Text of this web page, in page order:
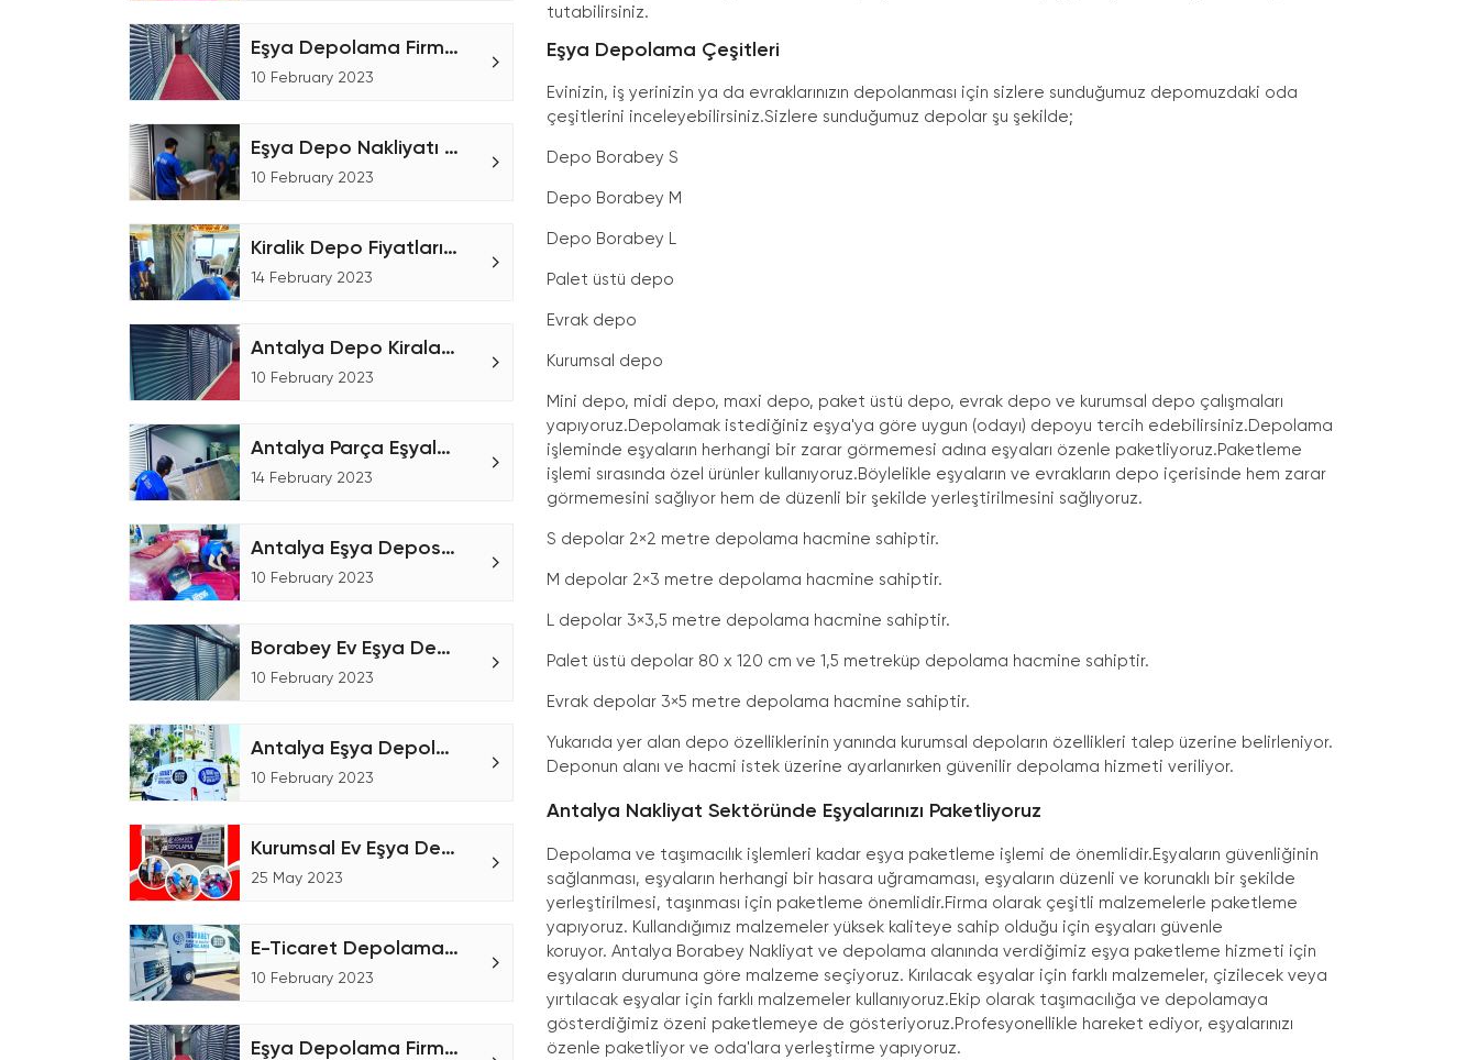
Eşya Depolama Firmaları Seçerken Dikkat Etmeniz Gerekenler!
10 February 2023
Eşya Depo Nakliyatı - Eşya Depolama
10 February 2023
Kiralik Depo Fiyatları Nasıl Hesaplanır?
14 February 2023
Antalya Depo Kiralama Şirketiyiz
10 February 2023
Antalya Parça Eşyalar için Nakliyat Hizmeti
14 February 2023
Antalya Eşya Deposu Nasıl Çalışır?
10 February 2023
Borabey Ev Eşya Depolama Tesisi
10 February 2023
Antalya Eşya Depolama Fiyatları
10 February 2023
Kurumsal Ev Eşya Depolama
25 May 2023
E-Ticaret Depolama Ne Demektir
10 February 2023
Eşya Depolama Firmaları
tutabilirsiniz.
Eşya Depolama Çeşitleri
Evinizin, iş yerinizin ya da evraklarınızın depolanması için sizlere sunduğumuz depomuzdaki oda
çeşitlerini inceleyebilirsiniz.Sizlere sunduğumuz depolar şu şekilde;
Depo Borabey S
Depo Borabey M
Depo Borabey L
Palet üstü depo
Evrak depo
Kurumsal depo
Mini depo, midi depo, maxi depo, paket üstü depo, evrak depo ve kurumsal depo çalışmaları
yapıyoruz.Depolamak istediğiniz eşya'ya göre uygun (odayı) depoyu tercih edebilirsiniz.Depolama
işleminde eşyaların herhangi bir zarar görmemesi adına eşyaları özenle paketliyoruz.Paketleme
işlemi sırasında özel ürünler kullanıyoruz.Böylelikle eşyaların ve evrakların depo içerisinde hem zarar
görmemesini sağlıyor hem de düzenli bir şekilde yerleştirilmesini sağlıyoruz.
S depolar 2×2 metre depolama hacmine sahiptir.
M depolar 2×3 metre depolama hacmine sahiptir.
L depolar 3×3,5 metre depolama hacmine sahiptir.
Palet üstü depolar 80 x 120 cm ve 1,5 metreküp depolama hacmine sahiptir.
Evrak depolar 3×5 metre depolama hacmine sahiptir.
Yukarıda yer alan depo özelliklerinin yanında kurumsal depoların özellikleri talep üzerine belirleniyor.
Deponun alanı ve hacmi istek üzerine ayarlanırken güvenilir depolama hizmeti veriliyor.
Antalya Nakliyat Sektöründe Eşyalarınızı Paketliyoruz
Depolama ve taşımacılık işlemleri kadar eşya paketleme işlemi de önemlidir.Eşyaların güvenliğinin
sağlanması, eşyaların herhangi bir hasara uğramaması, eşyaların düzenli ve korunaklı bir şekilde
yerleştirilmesi, taşınması için paketleme önemlidir.Firma olarak çeşitli malzemelerle paketleme
yapıyoruz. Kullandığımız malzemeler yüksek kaliteye sahip olduğu için eşyaları güvenle
koruyor. Antalya Borabey Nakliyat ve depolama alanında verdiğimiz eşya paketleme hizmeti için
eşyaların durumuna göre malzeme seçiyoruz. Kırılacak eşyalar için farklı malzemeler, çizilecek veya
yırtılacak eşyalar için farklı malzemeler kullanıyoruz.Ekip olarak taşımacılığa ve depolamaya
gösterdiğimiz özeni paketlemeye de gösteriyoruz.Profesyonellikle hareket ediyor, eşyalarınızı
özenle paketliyor ve oda'lara yerleştirme yapıyoruz.